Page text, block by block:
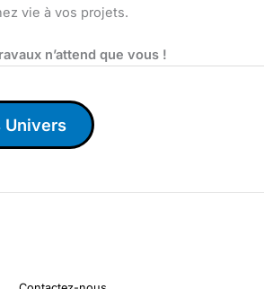
vie à vos projets.
n’attend que vous !
Univers